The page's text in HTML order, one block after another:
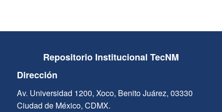
Repositorio Institucional TecNM
Dirección
Av. Universidad 1200, Xoco, Benito Juárez, 03330
Ciudad de México, CDMX.